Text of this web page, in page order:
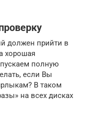
должен прийти в
хорошая
полную
если Вы
В таком
на всех дисках